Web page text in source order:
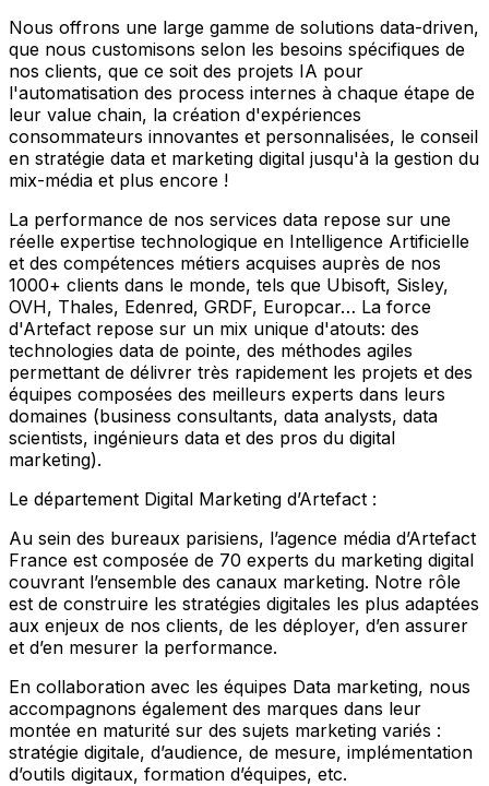
Nous offrons une large gamme de solutions data-driven,
que nous customisons selon les besoins spécifiques de
nos clients, que ce soit des projets IA pour
l'automatisation des process internes à chaque étape de
leur value chain, la création d'expériences
consommateurs innovantes et personnalisées, le conseil
en stratégie data et marketing digital jusqu'à la gestion du
mix-média et plus encore !
La performance de nos services data repose sur une
réelle expertise technologique en Intelligence Artificielle
et des compétences métiers acquises auprès de nos
1000+ clients dans le monde, tels que Ubisoft, Sisley,
OVH, Thales, Edenred, GRDF, Europcar… La force
d'Artefact repose sur un mix unique d'atouts: des
technologies data de pointe, des méthodes agiles
permettant de délivrer très rapidement les projets et des
équipes composées des meilleurs experts dans leurs
domaines (business consultants, data analysts, data
scientists, ingénieurs data et des pros du digital
marketing).
Le département Digital Marketing d’Artefact :
Au sein des bureaux parisiens, l’agence média d’Artefact
France est composée de 70 experts du marketing digital
couvrant l’ensemble des canaux marketing. Notre rôle
est de construire les stratégies digitales les plus adaptées
aux enjeux de nos clients, de les déployer, d’en assurer
et d’en mesurer la performance.
En collaboration avec les équipes Data marketing, nous
accompagnons également des marques dans leur
montée en maturité sur des sujets marketing variés :
stratégie digitale, d’audience, de mesure, implémentation
d’outils digitaux, formation d’équipes, etc.